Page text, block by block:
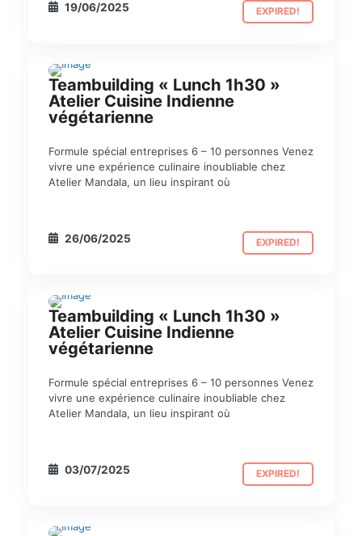
19/06/2025 EXPIRED!
TEAM BUILDING
Teambuilding « Lunch 1h30 »
Atelier Cuisine Indienne
végétarienne
Formule spécial entreprises 6 – 10 personnes Venez
vivre une expérience culinaire inoubliable chez
Atelier Mandala, un lieu inspirant où
26/06/2025 EXPIRED!
TEAM BUILDING
Teambuilding « Lunch 1h30 »
Atelier Cuisine Indienne
végétarienne
Formule spécial entreprises 6 – 10 personnes Venez
vivre une expérience culinaire inoubliable chez
Atelier Mandala, un lieu inspirant où
03/07/2025 EXPIRED!